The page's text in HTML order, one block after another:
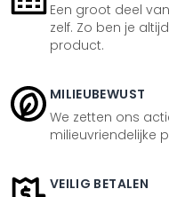
Een groot deel
zelf. Zo ben je
product.
MILIEUBEWUST
We zetten ons
milieuvriendelijke
VEILIG BETALEN